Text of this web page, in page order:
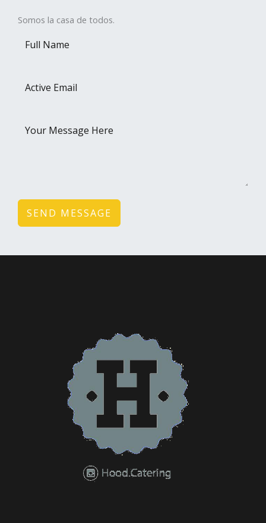
Somos la casa de todos.
SEND MESSAGE